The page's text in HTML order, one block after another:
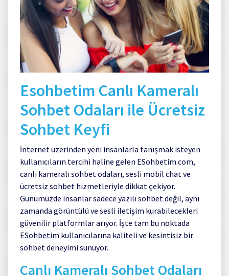
Esohbetim Canlı Kameralı
Sohbet Odaları ile Ücretsiz
Sohbet Keyfi
İnternet üzerinden yeni insanlarla tanışmak isteyen
kullanıcıların tercihi haline gelen ESohbetim.com,
canlı kameralı sohbet odaları, sesli mobil chat ve
ücretsiz sohbet hizmetleriyle dikkat çekiyor.
Günümüzde insanlar sadece yazılı sohbet değil, aynı
zamanda görüntülü ve sesli iletişim kurabilecekleri
güvenilir platformlar arıyor. İşte tam bu noktada
ESohbetim kullanıcılarına kaliteli ve kesintisiz bir
sohbet deneyimi sunuyor.
Canlı Kameralı Sohbet Odaları